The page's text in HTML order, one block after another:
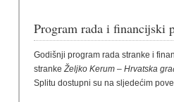
Program rada i financijski
Godišnji program rada stranke i
strankeŽeljko Kerum – Hrvatska
Splitu dostupni su na sljedećim